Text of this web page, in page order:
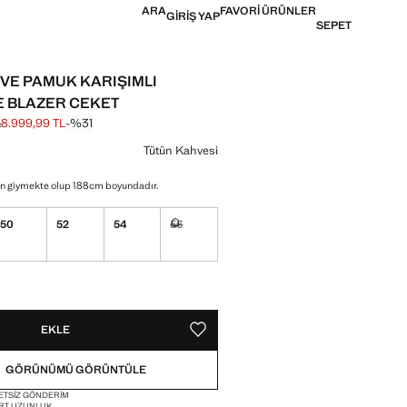
ARAGIRIŞ YAPFAVORI ÜRÜNLER
SEPET
PAMUK KARIŞIMLI
BLAZER CEKET
[12.999,99 TL ]
TL ]
8.999,99 TL-%31
Tütün Kahvesi
giymekte olup 188cm boyundadır.
50 52 54 56
EKLE FAVORI OLARAK KAYDET
GÖRÜNÜMÜ GÖRÜNTÜLE
GÖNDERIM